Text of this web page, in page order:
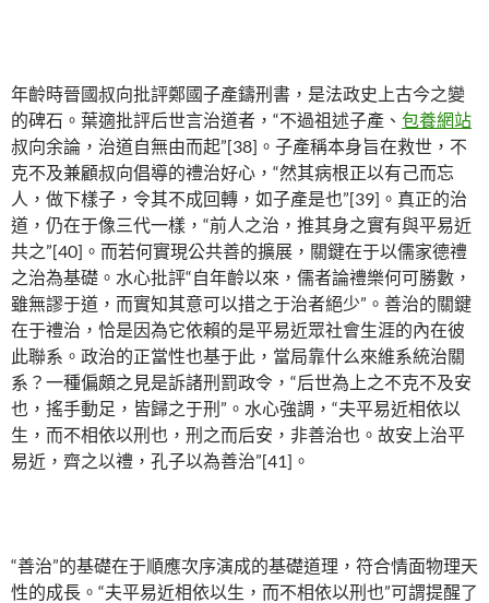
年齡時晉國叔向批評鄭國子產鑄刑書，是法政史上古今之變
的碑石。葉適批評后世言治道者，“不過祖述子產、 包養網站
叔向余論，治道自無由而起”[38]。子產稱本身旨在救世，不
克不及兼顧叔向倡導的禮治好心，“然其病根正以有己而忘
人，做下樣子，令其不成回轉，如子產是也”[39]。真正的治
道，仍在于像三代一樣，“前人之治，推其身之實有與平易近
共之”[40]。而若何實現公共善的擴展，關鍵在于以儒家德禮
之治為基礎。水心批評“自年齡以來，儒者論禮樂何可勝數，
雖無謬于道，而實知其意可以措之于治者絕少”。善治的關鍵
在于禮治，恰是因為它依賴的是平易近眾社會生涯的內在彼
此聯系。政治的正當性也基于此，當局靠什么來維系統治關
系？一種偏頗之見是訴諸刑罰政令，“后世為上之不克不及安
也，搖手動足，皆歸之于刑”。水心強調，“夫平易近相依以
生，而不相依以刑也，刑之而后安，非善治也。故安上治平
易近，齊之以禮，孔子以為善治”[41]。
“善治”的基礎在于順應次序演成的基礎道理，符合情面物理天
性的成長。“夫平易近相依以生，而不相依以刑也”可謂提醒了